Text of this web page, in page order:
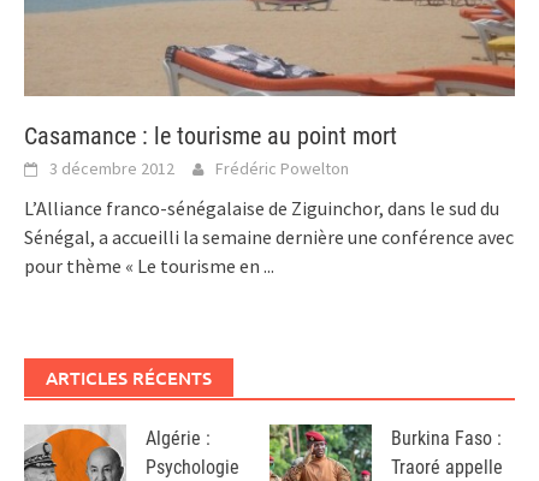
Casamance : le tourisme au point mort
3 décembre 2012 Frédéric Powelton
L’Alliance franco-sénégalaise de Ziguinchor, dans le sud du
Sénégal, a accueilli la semaine dernière une conférence avec
pour thème « Le tourisme en ...
ARTICLES RÉCENTS
Algérie :
Psychologie
Burkina Faso :
Traoré appelle